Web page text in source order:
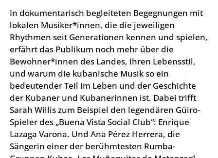
In dokumentarisch begleiteten Begegnungen mit
lokalen Musiker*innen, die die jeweiligen
Rhythmen seit Generationen kennen und spielen,
erfährt das Publikum noch mehr über die
Bewohner*innen des Landes, ihren Lebensstil,
und warum die kubanische Musik so ein
bedeutender Teil im Leben und der Geschichte
der Kubaner und Kubanerinnen ist. Dabei trifft
Sarah Willis zum Beispiel den legendären Güiro-
Spieler des „Buena Vista Social Club“: Enrique
Lazaga Varona. Und Ana Pérez Herrera, die
Sängerin einer der berühmtesten Rumba-